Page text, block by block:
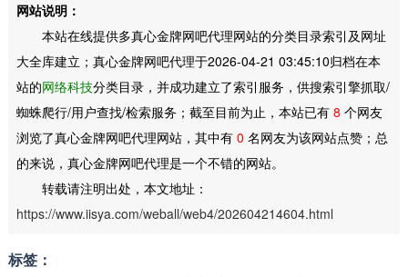
网站说明：
本站在线提供多真心金牌网吧代理网站的分类目录索引及网址
大全库建立；真心金牌网吧代理于2026-04-21 03:45:10归档在本
站的网络科技分类目录，并成功建立了索引服务，供搜索引擎抓取/
蜘蛛爬行/用户查找/检索服务；截至目前为止，本站已有 8 个网友
浏览了真心金牌网吧代理网站，其中有 0 名网友为该网站点赞；总
的来说，真心金牌网吧代理是一个不错的网站。
转载请注明出处，本文地址：
https://www.iisya.com/weball/web4/202604214604.html
标签：